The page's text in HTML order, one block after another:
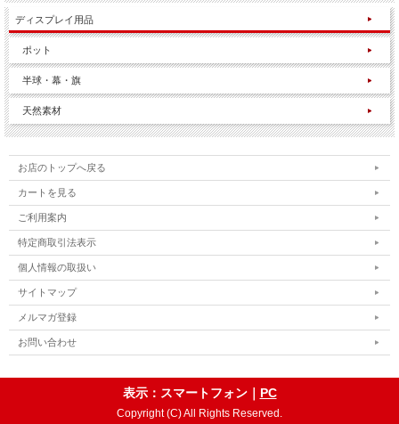
ディスプレイ用品
ポット
半球・幕・旗
天然素材
お店のトップへ戻る
カートを見る
ご利用案内
特定商取引法表示
個人情報の取扱い
サイトマップ
メルマガ登録
お問い合わせ
表示：スマートフォン｜ PC
Copyright (C) All Rights Reserved.